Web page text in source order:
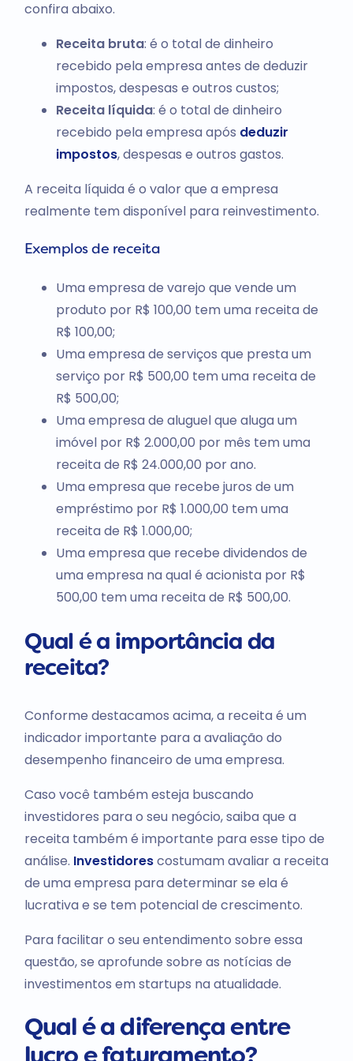
confira abaixo.
Receita bruta: é o total de dinheiro
recebido pela empresa antes de deduzir
impostos, despesas e outros custos;
Receita líquida: é o total de dinheiro
recebido pela empresa após deduzir
impostos, despesas e outros gastos.
A receita líquida é o valor que a empresa
realmente tem disponível para reinvestimento.
Exemplos de receita
Uma empresa de varejo que vende um
produto por R$ 100,00 tem uma receita de
R$ 100,00;
Uma empresa de serviços que presta um
serviço por R$ 500,00 tem uma receita de
R$ 500,00;
Uma empresa de aluguel que aluga um
imóvel por R$ 2.000,00 por mês tem uma
receita de R$ 24.000,00 por ano.
Uma empresa que recebe juros de um
empréstimo por R$ 1.000,00 tem uma
receita de R$ 1.000,00;
Uma empresa que recebe dividendos de
uma empresa na qual é acionista por R$
500,00 tem uma receita de R$ 500,00.
Qual é a importância da
receita?
Conforme destacamos acima, a receita é um
indicador importante para a avaliação do
desempenho financeiro de uma empresa.
Caso você também esteja buscando
investidores para o seu negócio, saiba que a
receita também é importante para esse tipo de
análise. Investidorescostumam avaliar a receita
de uma empresa para determinar se ela é
lucrativa e se tem potencial de crescimento.
Para facilitar o seu entendimento sobre essa
questão, se aprofunde sobre as notícias de
investimentos em startups na atualidade.
Qual é a diferença entre